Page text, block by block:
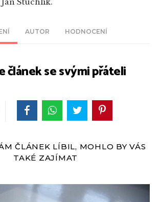
AUTOR HODNOCENÍ
článek se svými přáteli
ČLÁNEK LÍBIL, MOHLO BY VÁS
TAKÉ ZAJÍMAT